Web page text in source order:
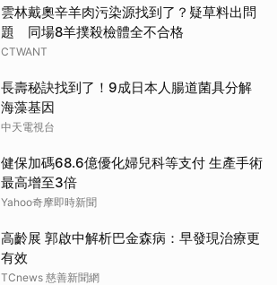
雲林戴奧辛羊肉污染源找到了？疑草料出問
題 同場8羊撲殺檢體全不合格
CTWANT
長壽秘訣找到了！9成日本人腸道菌具分解
海藻基因
中天電視台
健保加碼68.6億優化婦兒科等支付 生產手術
最高增至3倍
Yahoo奇摩即時新聞
高齡展 郭啟中解析巴金森病：早發現治療更
有效
TCnews 慈善新聞網